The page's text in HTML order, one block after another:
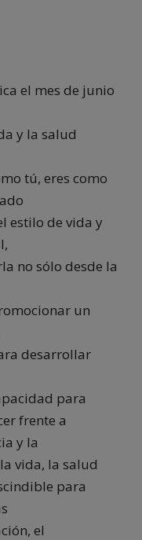
el mes de junio
y la salud
tú, eres como
estilo de vida y
no sólo desde la
un
desarrollar
para
frente a
y la
vida, la salud
para
el